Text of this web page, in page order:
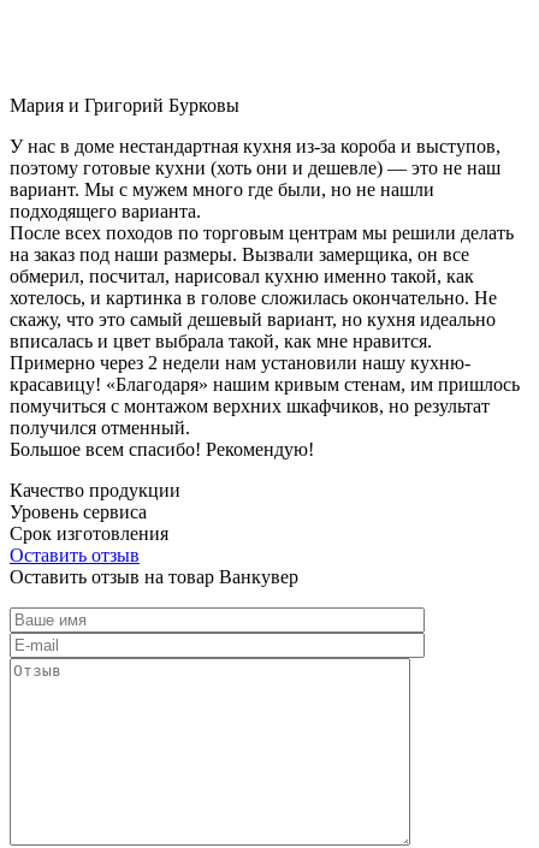
Мария и Григорий Бурковы
У нас в доме нестандартная кухня из-за короба и выступов,
поэтому готовые кухни (хоть они и дешевле) — это не наш
вариант. Мы с мужем много где были, но не нашли
подходящего варианта.
После всех походов по торговым центрам мы решили делать
на заказ под наши размеры. Вызвали замерщика, он все
обмерил, посчитал, нарисовал кухню именно такой, как
хотелось, и картинка в голове сложилась окончательно. Не
скажу, что это самый дешевый вариант, но кухня идеально
вписалась и цвет выбрала такой, как мне нравится.
Примерно через 2 недели нам установили нашу кухню-
красавицу! «Благодаря» нашим кривым стенам, им пришлось
помучиться с монтажом верхних шкафчиков, но результат
получился отменный.
Большое всем спасибо! Рекомендую!
Качество продукции
Уровень сервиса
Срок изготовления
Оставить отзыв
Оставить отзыв на товар Ванкувер